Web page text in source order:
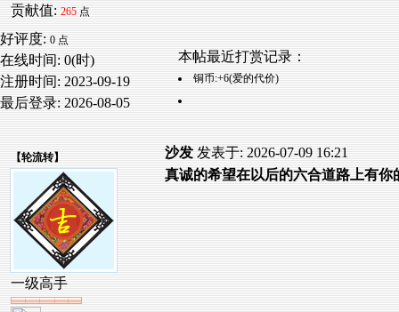
贡献值: 265 点
好评度: 0 点
在线时间: 0(时)
注册时间: 2023-09-19
最后登录: 2026-08-05
本帖最近打赏记录：
铜币:+6(爱的代价)
【轮流转】
一级高手
沙发 发表于: 2026-07-09 16:21
真诚的希望在以后的六合道路上有你